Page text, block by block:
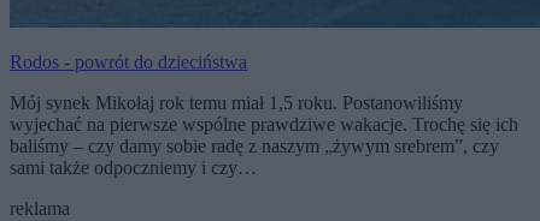
Rodos - powrót do dzieciństwa
Mój synek Mikołaj rok temu miał 1,5 roku. Postanowiliśmy
wyjechać na pierwsze wspólne prawdziwe wakacje. Trochę się ich
baliśmy – czy damy sobie radę z naszym „żywym srebrem”, czy
sami także odpoczniemy i czy…
reklama